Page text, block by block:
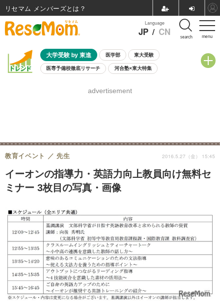
menu
Language
JP / CN search
大学受験 by 東進 医学部 東大受験
医専予備校徹底リサーチ 河合塾×東大特集
8月開催学校説明会・相談会
advertisement
イーオンの指導力・英語力向上教員向け無料セ
ミナー 3枚目の写真・画像
教育イベント 先生 2016.5.27（金） 15:45
リセマム メンバーズ